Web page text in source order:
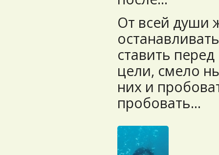
От всей души
ставить
цели, смело
них и
пробовать…